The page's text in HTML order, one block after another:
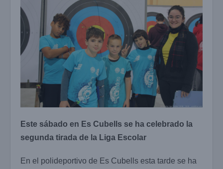
Este sábado en Es Cubells se ha celebrado la
segunda tirada de la Liga Escolar
En el polideportivo de Es Cubells esta tarde se ha